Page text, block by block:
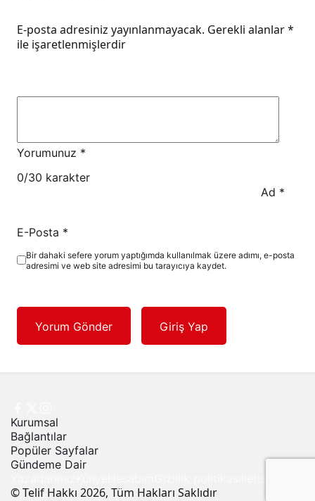
E-posta adresiniz yayınlanmayacak. Gerekli alanlar*
ile işaretlenmişlerdir
Yorumunuz *
0/30 karakter
Ad *
E-Posta *
Bir dahaki sefere yorum yaptığımda kullanılmak üzere adımı, e-posta
adresimi ve web site adresimi bu tarayıcıya kaydet.
Yorum Gönder Giriş Yap
Kurumsal
Bağlantılar
Popüler Sayfalar
Gündeme Dair
© Telif Hakkı 2026, Tüm Hakları Saklıdır